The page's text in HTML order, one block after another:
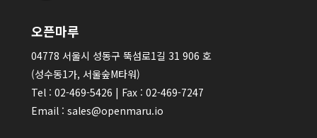
오픈마루
04778 서울시 성동구 뚝섬로1길 31 906 호
(성수동1가, 서울숲M타워)
Tel : 02-469-5426 | Fax : 02-469-7247
Email : sales@openmaru.io